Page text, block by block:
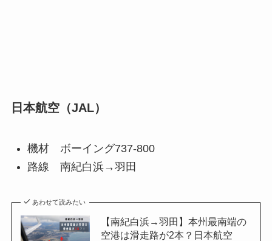
日本航空（JAL）
機材 ボーイング737-800
路線 南紀白浜→羽田
あわせて読みたい
【南紀白浜→羽田】本州最南端の
空港は滑走路が2本？日本航空